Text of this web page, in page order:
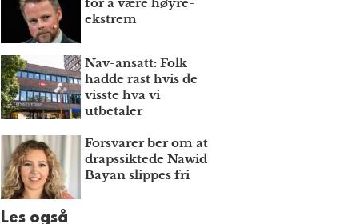
ekstrem
Nav-ansatt: Folk
hadde rast hvis de
visste hva vi
utbetaler
Forsvarer ber om at
draps­siktede Nawid
Bayan slippes fri
Les også